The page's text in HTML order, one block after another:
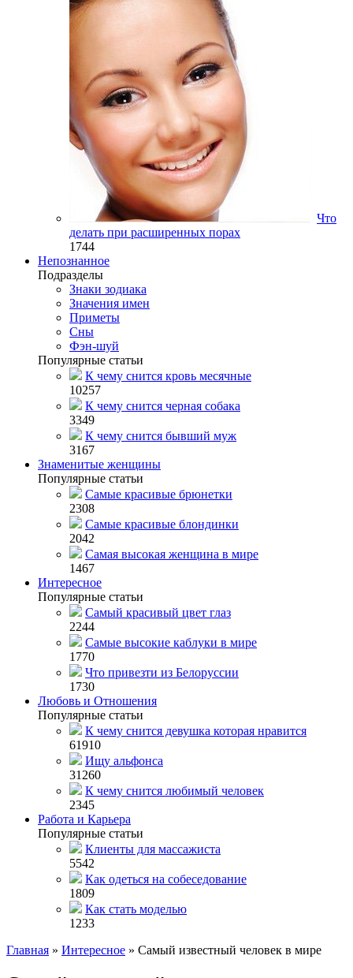
Что
делать при расширенных порах
1744
Непознанное
Подразделы
Знаки зодиака
Значения имен
Приметы
Сны
Фэн-шуй
Популярные статьи
К чему снится кровь месячные
10257
К чему снится черная собака
3349
К чему снится бывший муж
3167
Знаменитые женщины
Популярные статьи
Самые красивые брюнетки
2308
Самые красивые блондинки
2042
Самая высокая женщина в мире
1467
Интересное
Популярные статьи
Самый красивый цвет глаз
2244
Самые высокие каблуки в мире
1770
Что привезти из Белоруссии
1730
Любовь и Отношения
Популярные статьи
К чему снится девушка которая нравится
61910
Ищу альфонса
31260
К чему снится любимый человек
2345
Работа и Карьера
Популярные статьи
Клиенты для массажиста
5542
Как одеться на собеседование
1809
Как стать моделью
1233
Главная » Интересное » Самый известный человек в мире